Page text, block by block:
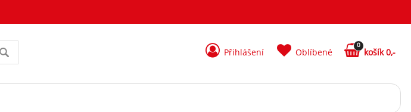
Přihlášení Oblíbené
0
košík 0,-